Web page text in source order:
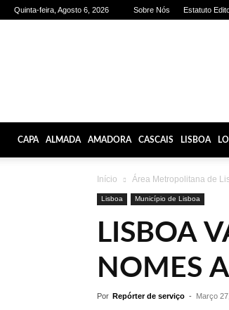
Quinta-feira, Agosto 6, 2026 Sobre Nós Estatuto
CAPA ALMADA AMADORA CASCAIS LISBOA
Início Área Metropolitana de
Lisboa Município de Lisboa
LISBOA
NOMES
Por Repórter de serviço - Março